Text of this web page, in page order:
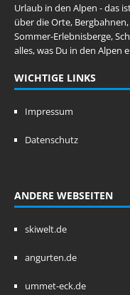
Urlaub in den Alpen - das
über die Orte,
Sommer-Erlebnisberge,
alles, was Du in den Alpen
WICHTIGE LINKS
Impressum
Datenschutz
ANDERE WEBSEITEN
skiwelt.de
angurten.de
ummet-eck.de